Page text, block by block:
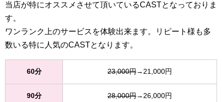
当店が特にオススメさせて頂いているCASTとなっておりま
す。
ワンランク上のサービスを体験出来ます。リピート様も多
数いる特に人気のCASTとなります。
60分 23,000円→21,000円
90分 28,000円→26,000円